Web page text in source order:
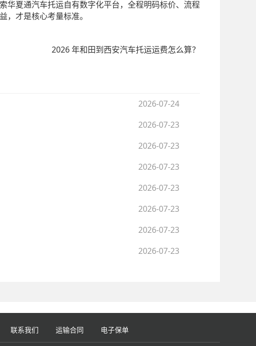
华夏通汽车托运自有数字化平台，全程明码标价、流程
，才是核心考量标准。
2026 年和田到西安汽车托运运费怎么算？
2026-07-24
2026-07-23
2026-07-23
2026-07-23
2026-07-23
2026-07-23
2026-07-23
2026-07-23
联系我们 运输合同 电子保单